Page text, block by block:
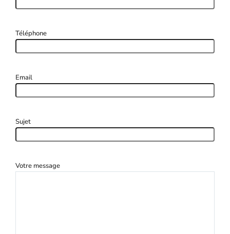
Téléphone
Email
Sujet
Votre message